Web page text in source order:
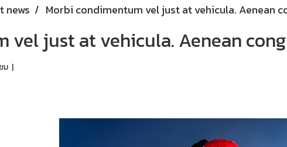
news Morbi condimentum vel just at vehicula. Aenean
vel just at vehicula. Aenean
ม |